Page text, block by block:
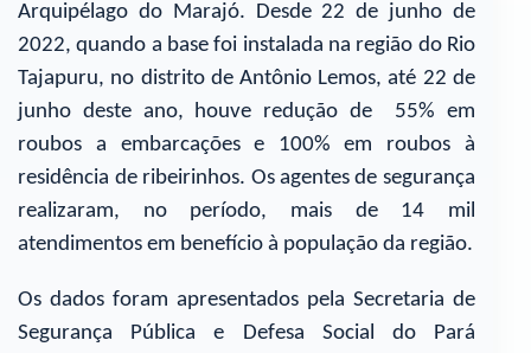
Arquipélago do Marajó. Desde 22 de junho de
2022, quando a base foi instalada na região do Rio
Tajapuru, no distrito de Antônio Lemos, até 22 de
junho deste ano, houve redução de 55% em
roubos a embarcações e 100% em roubos à
residência de ribeirinhos. Os agentes de segurança
realizaram, no período, mais de 14 mil
atendimentos em benefício à população da região.
Os dados foram apresentados pela Secretaria de
Segurança Pública e Defesa Social do Pará